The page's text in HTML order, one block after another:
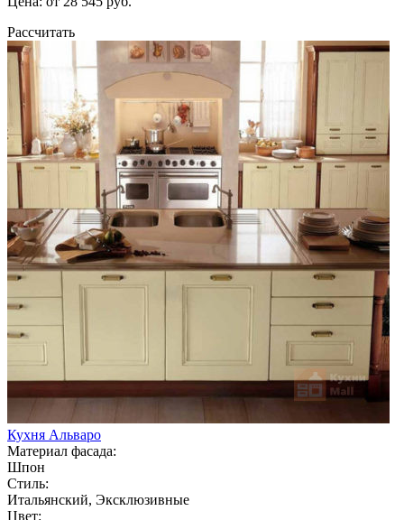
Рассчитать
Кухня Альваро
Материал фасада:
Шпон
Стиль:
Итальянский, Эксклюзивные
Цвет: